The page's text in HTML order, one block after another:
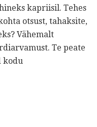
kapriisil. Tehes
otsust, tahaksite,
Vähemalt
Te peate
kodu